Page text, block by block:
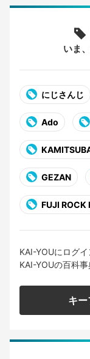
いま
にじさんじ
Ado
GEZAN
FUJI ROCK
KAI-YOUにログ
KAI-YOUの百科
キ